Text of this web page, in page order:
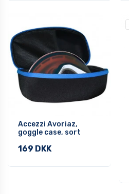
Accezzi Avoriaz,
goggle case, sort
169 DKK